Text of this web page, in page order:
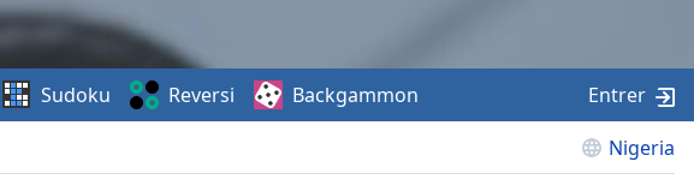
Nigeria
Sudoku Reversi Backgammon Entrer